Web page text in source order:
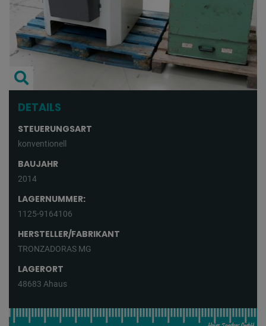
DETAILS
STEUERUNGSART
konventionell
BAUJAHR
2014
LAGERNUMMER:
1125-9164106
HERSTELLER/FABRIKANT
TRONZADORAS MG
LAGERORT
48683 Ahaus